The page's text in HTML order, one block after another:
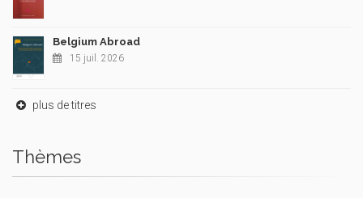
Belgium Abroad
15 juil. 2026
plus de titres
Thèmes